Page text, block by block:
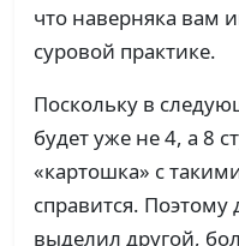
что наверняка вам
суровой практике.
Поскольку в
будет уже не 4, а 8
«картошка» с
справится.
выделил другой,